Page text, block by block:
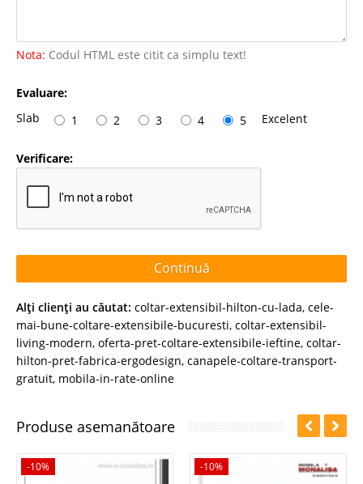
Nota: Codul HTML este citit ca simplu text!
Evaluare:
Slab
1 2 3 4 5 Excelent
Verificare:
Continuă
Alţi clienţi au căutat: coltar-extensibil-hilton-cu-lada, cele-
mai-bune-coltare-extensibile-bucuresti, coltar-extensibil-
living-modern, oferta-pret-coltare-extensibile-ieftine, coltar-
hilton-pret-fabrica-ergodesign, canapele-coltare-transport-
gratuit, mobila-in-rate-online
Produse asemanătoare
-10% -10%